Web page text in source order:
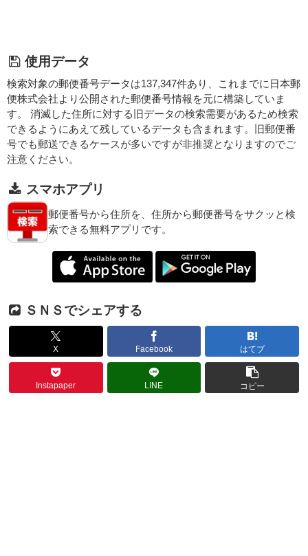
使用データ
検索対象の郵便番号データは137,347件あり、これまでに日本郵
便株式会社より公開された郵便番号情報を元に構築していま
す。 消滅した住所に対する旧データの検索需要があるため検索
できるようにあえて残しているデータも含まれます。旧郵便番
号でも郵送できるケースが多いですが非推奨となりますのでご
注意ください。
スマホアプリ
郵便番号から住所を、住所から郵便番号をサクッと検
索できる無料アプリです。
ＳＮＳでシェアする
X Facebook はてブ
Instapaper LINE コピー